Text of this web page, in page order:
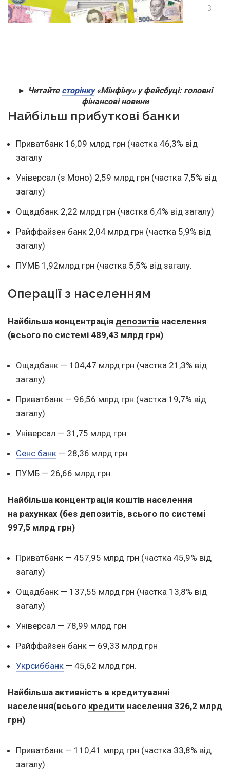
3
► Читайте сторінку«Мінфіну» у фейсбуці: головні
фінансові новини
Найбільш прибуткові банки
Приватбанк 16,09 млрд грн (частка 46,3% від
загалу
Універсал (з Моно) 2,59 млрд грн (частка 7,5% від
загалу)
Ощадбанк 2,22 млрд грн (частка 6,4% від загалу)
Райффайзен банк 2,04 млрд грн (частка 5,9% від
загалу)
ПУМБ 1,92млрд грн (частка 5,5% від загалу.
Операції з населенням
Найбільша концентрація депозитів населення
(всього по системі 489,43 млрд грн)
Ощадбанк — 104,47 млрд грн (частка 21,3% від
загалу)
Приватбанк — 96,56 млрд грн (частка 19,7% від
загалу)
Універсал — 31,75 млрд грн
Сенс банк — 28,36 млрд грн
ПУМБ — 26,66 млрд грн.
Найбільша концентрація коштів населення
на рахунках (без депозитів, всього по системі
997,5 млрд грн)
Приватбанк — 457,95 млрд грн (частка 45,9% від
загалу)
Ощадбанк — 137,55 млрд грн (частка 13,8% від
загалу)
Універсал — 78,99 млрд грн
Райффайзен банк — 69,33 млрд грн
Укрсиббанк — 45,62 млрд грн.
Найбільша активність в кредитуванні
населення(всього кредити населення 326,2 млрд
грн)
Приватбанк — 110,41 млрд грн (частка 33,8% від
загалу)